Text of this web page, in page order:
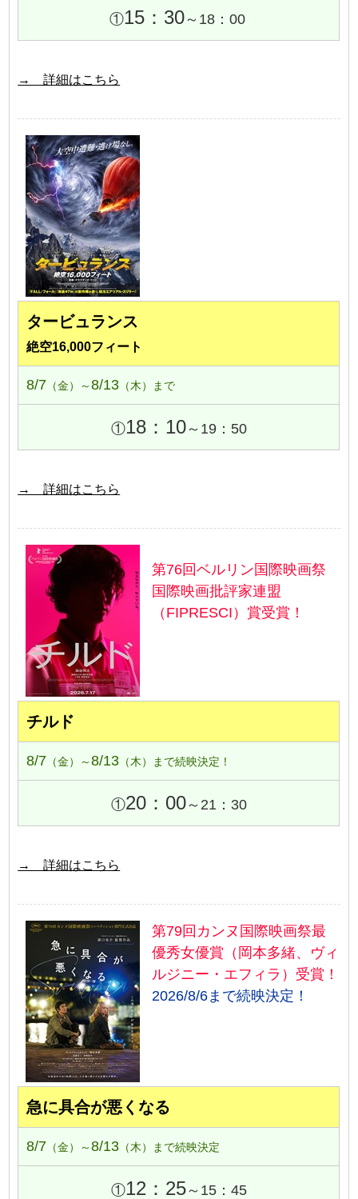
①15：30～18：00
→ 詳細はこちら
タービュランス
絶空16,000フィート
8/7 （金）～8/13 （木）まで
①18：10～19：50
→ 詳細はこちら
第76回ベルリン国際映画祭
国際映画批評家連盟
（FIPRESCI）賞受賞！
チルド
8/7 （金）～8/13 （木）まで続映決定！
①20：00～21：30
→ 詳細はこちら
第79回カンヌ国際映画祭最
優秀女優賞（岡本多緒、ヴィ
ルジニー・エフィラ）受賞！
2026/8/6まで続映決定！
急に具合が悪くなる
8/7 （金）～8/13 （木）まで続映決定
①12：25～15：45